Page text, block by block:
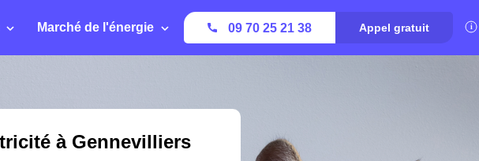
Marché de l'énergie 09 70 25 21 38 Appel gratuit